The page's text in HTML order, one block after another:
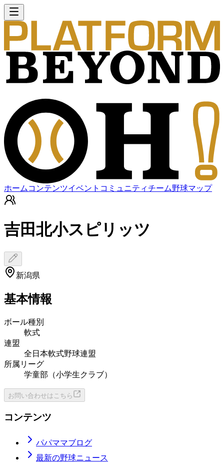
ホーム コンテンツイベント コミュニティチーム野球マップ
吉田北小スピリッツ
新潟県
基本情報
ボール種別
軟式
連盟
全日本軟式野球連盟
所属リーグ
学童部（小学生クラブ）
お問い合わせはこちら
コンテンツ
パパママブログ
最新の野球ニュース